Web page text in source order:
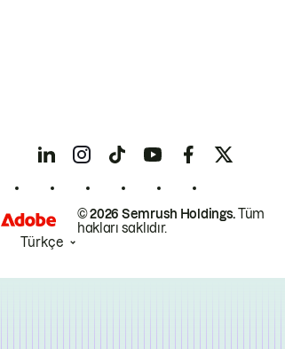
© 2026 Semrush Holdings.Tüm
hakları saklıdır.
Türkçe